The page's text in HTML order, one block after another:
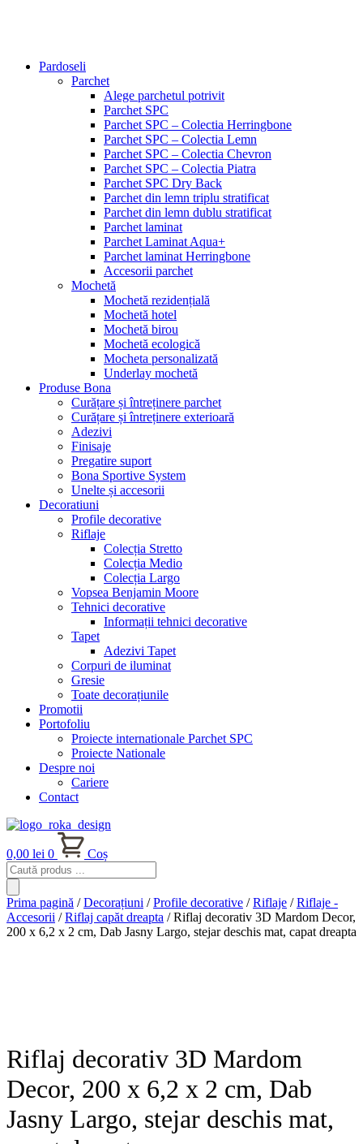
Pardoseli
Parchet
Alege parchetul potrivit
Parchet SPC
Parchet SPC – Colectia Herringbone
Parchet SPC – Colectia Lemn
Parchet SPC – Colectia Chevron
Parchet SPC – Colectia Piatra
Parchet SPC Dry Back
Parchet din lemn triplu stratificat
Parchet din lemn dublu stratificat
Parchet laminat
Parchet Laminat Aqua+
Parchet laminat Herringbone
Accesorii parchet
Mochetă
Mochetă rezidențială
Mochetă hotel
Mochetă birou
Mochetă ecologică
Mocheta personalizată
Underlay mochetă
Produse Bona
Curățare și întreținere parchet
Curățare și întreținere exterioară
Adezivi
Finisaje
Pregatire suport
Bona Sportive System
Unelte și accesorii
Decoratiuni
Profile decorative
Riflaje
Colecția Stretto
Colecția Medio
Colecția Largo
Vopsea Benjamin Moore
Tehnici decorative
Informații tehnici decorative
Tapet
Adezivi Tapet
Corpuri de iluminat
Gresie
Toate decorațiunile
Promotii
Portofoliu
Proiecte internationale Parchet SPC
Proiecte Nationale
Despre noi
Cariere
Contact
0,00 lei 0
Coș
Products
search
Prima pagină /Decorațiuni /Profile decorative /Riflaje /Riflaje -
Accesorii /Riflaj capăt dreapta / Riflaj decorativ 3D Mardom Decor,
200 x 6,2 x 2 cm, Dab Jasny Largo, stejar deschis mat, capat dreapta
Riflaj decorativ 3D Mardom
Decor, 200 x 6,2 x 2 cm, Dab
Jasny Largo, stejar deschis mat,